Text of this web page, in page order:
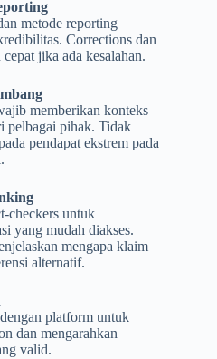
metode reporting
Corrections dan
jika ada kesalahan.
memberikan konteks
pelbagai pihak. Tidak
pendapat ekstrem pada
checkers untuk
yang mudah diakses.
mengapa klaim
alternatif.
platform untuk
dan mengarahkan
valid.